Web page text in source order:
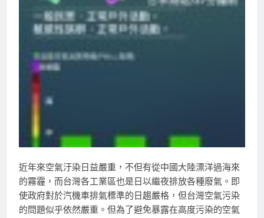
近年來空氣汙染日益嚴重，不但有從中國大陸漂洋過海來
的霧霾，而台灣各工業區也是日以繼夜排放各種廢氣。即
使政府對於汽機車排氣標準的日趨嚴格，但台灣空氣污染
的問題似乎依然嚴重。但為了避免暴露在高度污染的空氣